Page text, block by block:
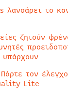
λανσάρει το
ζητούν
υπάρχουν
Πάρτε τον
Lite